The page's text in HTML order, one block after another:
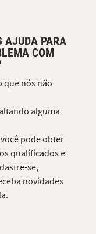
AJUDA PARA
COM
que nós não
alguma
pode obter
qualificados e
se,
novidades